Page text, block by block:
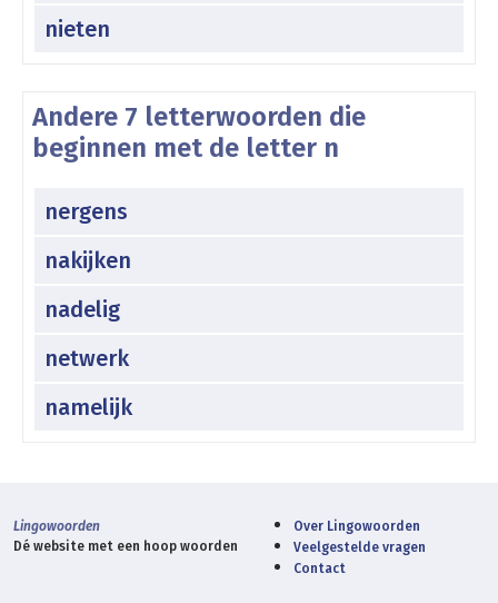
nieten
Andere 7 letterwoorden die
beginnen met de letter n
nergens
nakijken
nadelig
netwerk
namelijk
Lingowoorden
Dé website met een hoop woorden
Over Lingowoorden
Veelgestelde vragen
Contact